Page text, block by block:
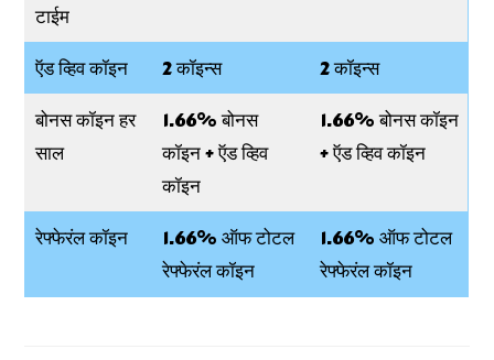
टाईम
ऍड व्हिव कॉइन 2 कॉइन्स
2 कॉइन्स
बोनस कॉइन हर
साल
1.66% बोनस
कॉइन + ऍड व्हिव
कॉइन
1.66% बोनस कॉइन
+ ऍड व्हिव कॉइन
रेफ्फेरंल कॉइन
1.66% ऑफ टोटल
रेफ्फेरंल कॉइन
1.66% ऑफ टोटल
रेफ्फेरंल कॉइन